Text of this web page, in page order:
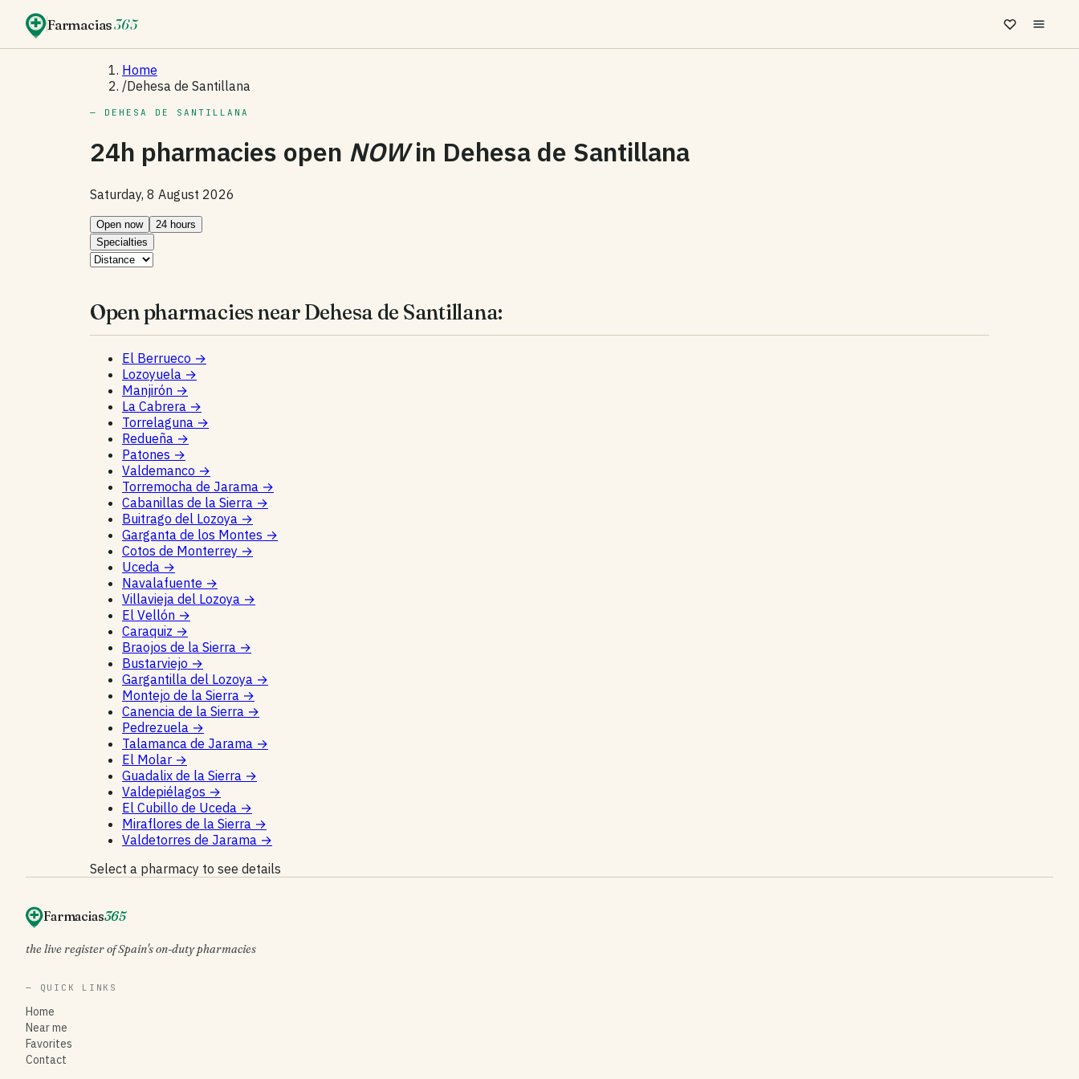
Farmacias365
Home
/Dehesa de Santillana
— DEHESA DE SANTILLANA
24h pharmacies open NOWin Dehesa de Santillana
Saturday, 8 August 2026
Open now
24 hours
Specialties
Open pharmacies near Dehesa de Santillana:
El Berrueco →
Lozoyuela →
Manjirón →
La Cabrera →
Torrelaguna →
Redueña →
Patones →
Valdemanco →
Torremocha de Jarama →
Cabanillas de la Sierra →
Buitrago del Lozoya →
Garganta de los Montes →
Cotos de Monterrey →
Uceda →
Navalafuente →
Villavieja del Lozoya →
El Vellón →
Caraquiz →
Braojos de la Sierra →
Bustarviejo →
Gargantilla del Lozoya →
Montejo de la Sierra →
Canencia de la Sierra →
Pedrezuela →
Talamanca de Jarama →
El Molar →
Guadalix de la Sierra →
Valdepiélagos →
El Cubillo de Uceda →
Miraflores de la Sierra →
Valdetorres de Jarama →
Select a pharmacy to see details
Farmacias365
the live register of Spain's on-duty pharmacies
— QUICK LINKS
Home
Near me
Favorites
Contact